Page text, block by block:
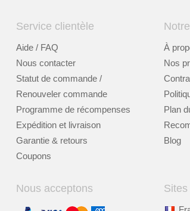
Service clientèle
Aide / FAQ
Nous contacter
Statut de commande /
Renouveler commande
Programme de récompenses
Expédition et livraison
Garantie & retours
Coupons
À
Nos
Plan
Blog
Nous acceptons